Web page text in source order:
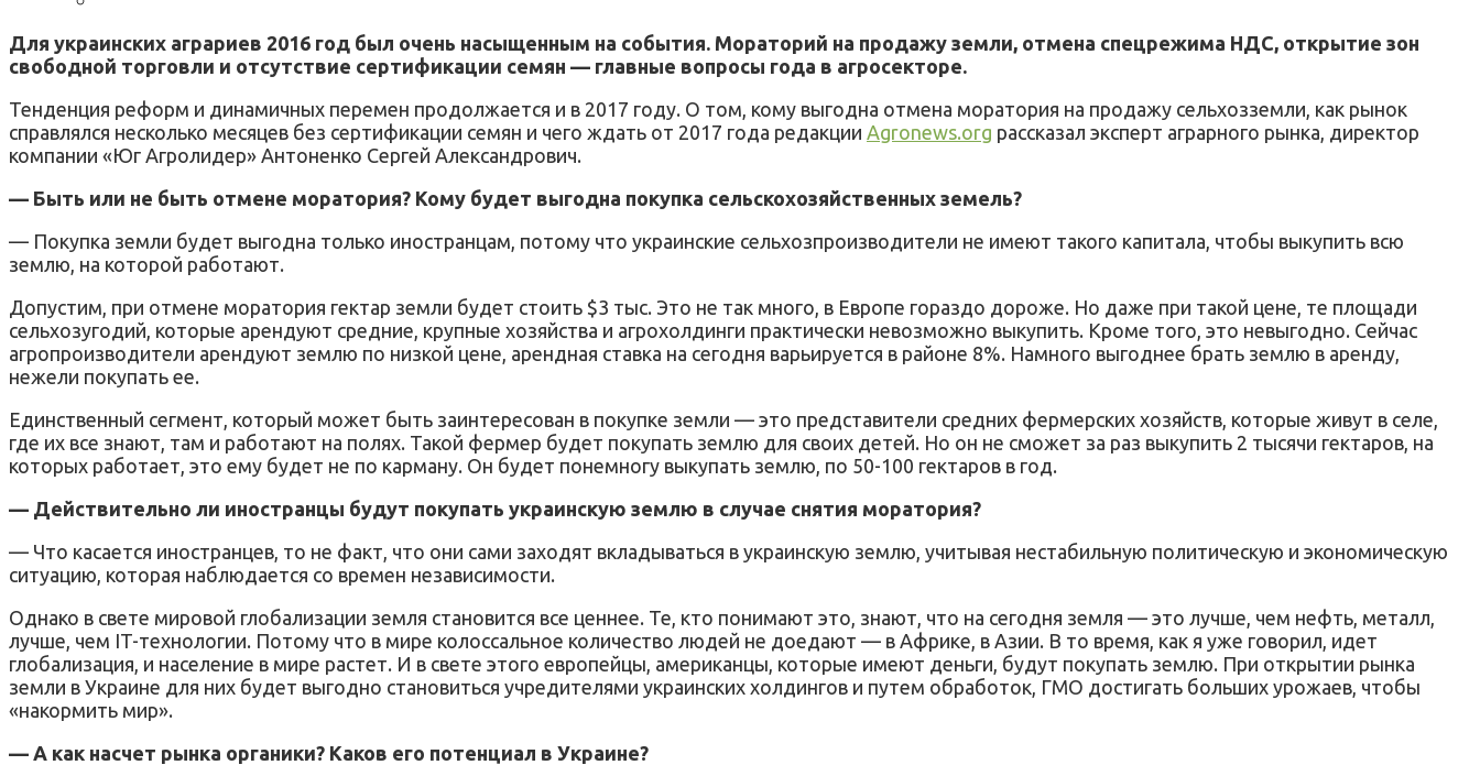
Для украинских аграриев 2016 год был очень насыщенным на события. Мораторий на продажу земли, отмена спецрежима НДС, открытие зон
свободной торговли и отсутствие сертификации семян — главные вопросы года в агросекторе.
Тенденция реформ и динамичных перемен продолжается и в 2017 году. О том, кому выгодна отмена моратория на продажу сельхозземли, как рынок
справлялся несколько месяцев без сертификации семян и чего ждать от 2017 года редакции Agronews.org рассказал эксперт аграрного рынка, директор
компании «Юг Агролидер» Антоненко Сергей Александрович.
— Быть или не быть отмене моратория? Кому будет выгодна покупка сельскохозяйственных земель?
— Покупка земли будет выгодна только иностранцам, потому что украинские сельхозпроизводители не имеют такого капитала, чтобы выкупить всю
землю, на которой работают.
Допустим, при отмене моратория гектар земли будет стоить $3 тыс. Это не так много, в Европе гораздо дороже. Но даже при такой цене, те площади
сельхозугодий, которые арендуют средние, крупные хозяйства и агрохолдинги практически невозможно выкупить. Кроме того, это невыгодно. Сейчас
агропроизводители арендуют землю по низкой цене, арендная ставка на сегодня варьируется в районе 8%. Намного выгоднее брать землю в аренду,
нежели покупать ее.
Единственный сегмент, который может быть заинтересован в покупке земли — это представители средних фермерских хозяйств, которые живут в селе,
где их все знают, там и работают на полях. Такой фермер будет покупать землю для своих детей. Но он не сможет за раз выкупить 2 тысячи гектаров, на
которых работает, это ему будет не по карману. Он будет понемногу выкупать землю, по 50-100 гектаров в год.
— Действительно ли иностранцы будут покупать украинскую землю в случае снятия моратория?
— Что касается иностранцев, то не факт, что они сами заходят вкладываться в украинскую землю, учитывая нестабильную политическую и экономическую
ситуацию, которая наблюдается со времен независимости.
Однако в свете мировой глобализации земля становится все ценнее. Те, кто понимают это, знают, что на сегодня земля — это лучше, чем нефть, металл,
лучше, чем IT-технологии. Потому что в мире колоссальное количество людей не доедают — в Африке, в Азии. В то время, как я уже говорил, идет
глобализация, и население в мире растет. И в свете этого европейцы, американцы, которые имеют деньги, будут покупать землю. При открытии рынка
земли в Украине для них будет выгодно становиться учредителями украинских холдингов и путем обработок, ГМО достигать больших урожаев, чтобы
«накормить мир».
— А как насчет рынка органики? Каков его потенциал в Украине?